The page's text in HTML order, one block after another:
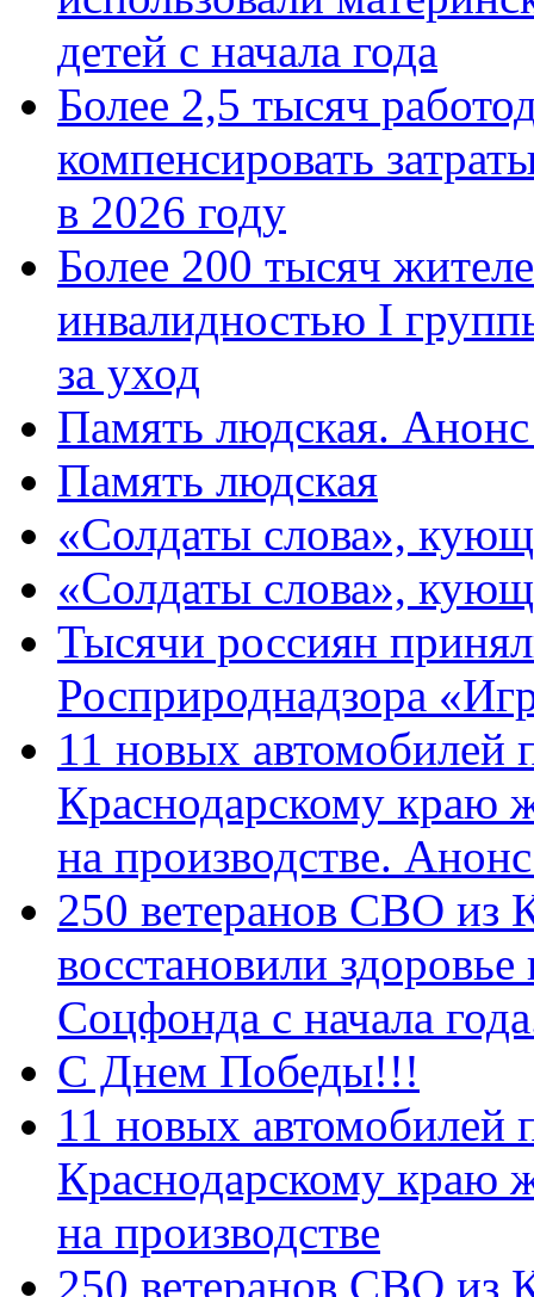
детей с начала года
Более 2,5 тысяч
компенсировать
в 2026 году
Более 200 тысяч
инвалидностью I
за уход
Память людская.
Память людская
«Солдаты слова»,
«Солдаты слова»,
Тысячи россиян
Росприроднадзора
11 новых автомобилей
Краснодарскому краю
на производстве.
250 ветеранов СВО из
восстановили
Соцфонда с начала
С Днем Победы!!!
11 новых автомобилей
Краснодарскому краю
на производстве
250 ветеранов СВО из